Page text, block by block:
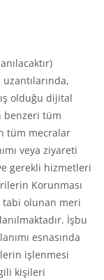
olduğu dijital
benzeri tüm
tüm mecralar
veya ziyareti
gerekli hizmetleri
Korunması
tabi olunan meri
İşbu
esnasında
işlenmesi
kişileri